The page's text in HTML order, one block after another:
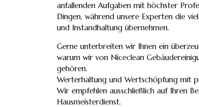
anfallenden Aufgaben mit höchster
Dingen, während unsere Experten die
und Instandhaltung übernehmen.
Gerne unterbreiten wir Ihnen ein
warum wir von Niceclean
gehören.
Werterhaltung und Wertschöpfung mit
Wir empfehlen ausschließlich auf Ihren
Hausmeisterdienst.